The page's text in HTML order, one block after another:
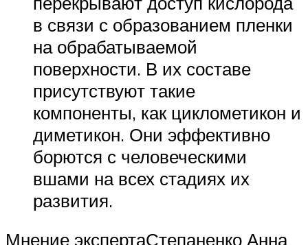
в связи с образованием пленки
на обрабатываемой
поверхности. В их составе
присутствуют такие
компоненты, как циклометикон и
диметикон. Они эффективно
борются с человеческими
вшами на всех стадиях их
развития.
Мнение экспертаСтепаненко Анна